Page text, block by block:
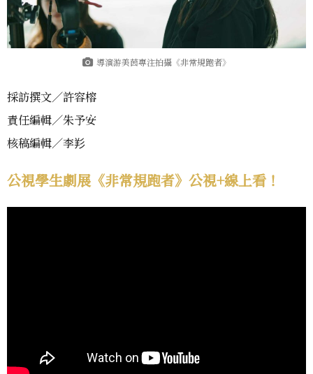
導演游美茵專注拍攝《非常規跑者》
採訪撰文／許容榕
責任編輯／朱予安
核稿編輯／李羏
公視學生劇展《非常規跑者》公視+線上看！